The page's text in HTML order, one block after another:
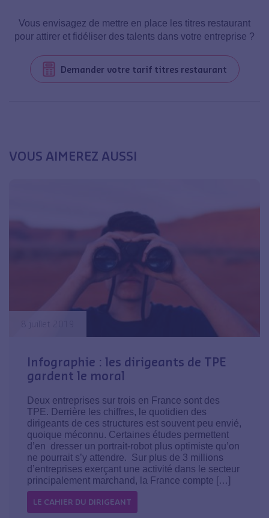
Vous envisagez de mettre en place les titres restaurant
pour attirer et fidéliser des talents dans votre entreprise ?
Demander votre tarif titres restaurant
VOUS AIMEREZ AUSSI
8 juillet 2019
Infographie : les dirigeants de TPE
gardent le moral
Deux entreprises sur trois en France sont des
TPE. Derrière les chiffres, le quotidien des
dirigeants de ces structures est souvent peu envié,
quoique méconnu. Certaines études permettent
d’en dresser un portrait-robot plus optimiste qu’on
ne pourrait s’y attendre. Sur plus de 3 millions
d’entreprises exerçant une activité dans le secteur
principalement marchand, la France compte […]
LE CAHIER DU DIRIGEANT